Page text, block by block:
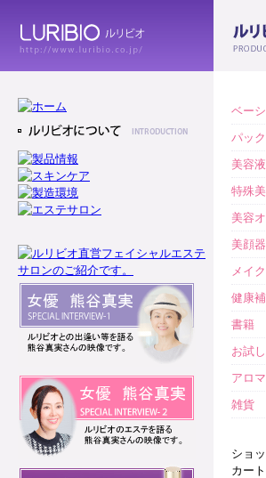
ベー
パック
美容液
特殊
美容
美顔器
メイク
健康
書籍
お試
アロマ
雑貨
ショ
カー